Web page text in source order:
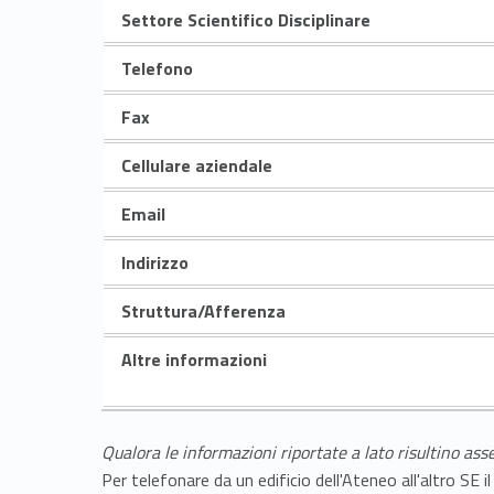
Settore Scientifico Disciplinare
Telefono
Fax
Cellulare aziendale
Email
Indirizzo
Struttura/Afferenza
Altre informazioni
Qualora le informazioni riportate a lato risultino
Per telefonare da un edificio dell'Ateneo all'altro